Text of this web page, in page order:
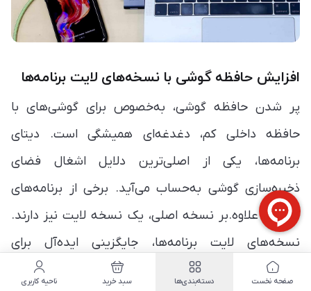
افزایش حافظه گوشی با نسخه‌های لایت برنامه‌ها
پر شدن حافظه گوشی، به‌خصوص برای گوشی‌های با
حافظه داخلی کم، دغدغه‌ای همیشگی است. دیتای
برنامه‌ها، یکی از اصلی‌ترین دلایل اشغال فضای
ذخیره‌سازی گوشی به‌حساب می‌آید. برخی از برنامه‌های
کاربردی علاوه.بر نسخه اصلی، یک نسخه لایت نیز دارند.
نسخه‌های لایت برنامه‌ها، جایگزینی ایده‌آل برای
نسخه‌های اصلی هستند. این نسخه‌ها با حجمی به‌مراتب
صفحه نخست دسته‌بندی‌ها سبد خرید ناحیه کاربری